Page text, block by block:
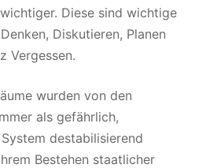
Diese sind wichtige
Diskutieren, Planen
Vergessen.
wurden von den
als gefährlich,
destabilisierend
Bestehen staatlicher